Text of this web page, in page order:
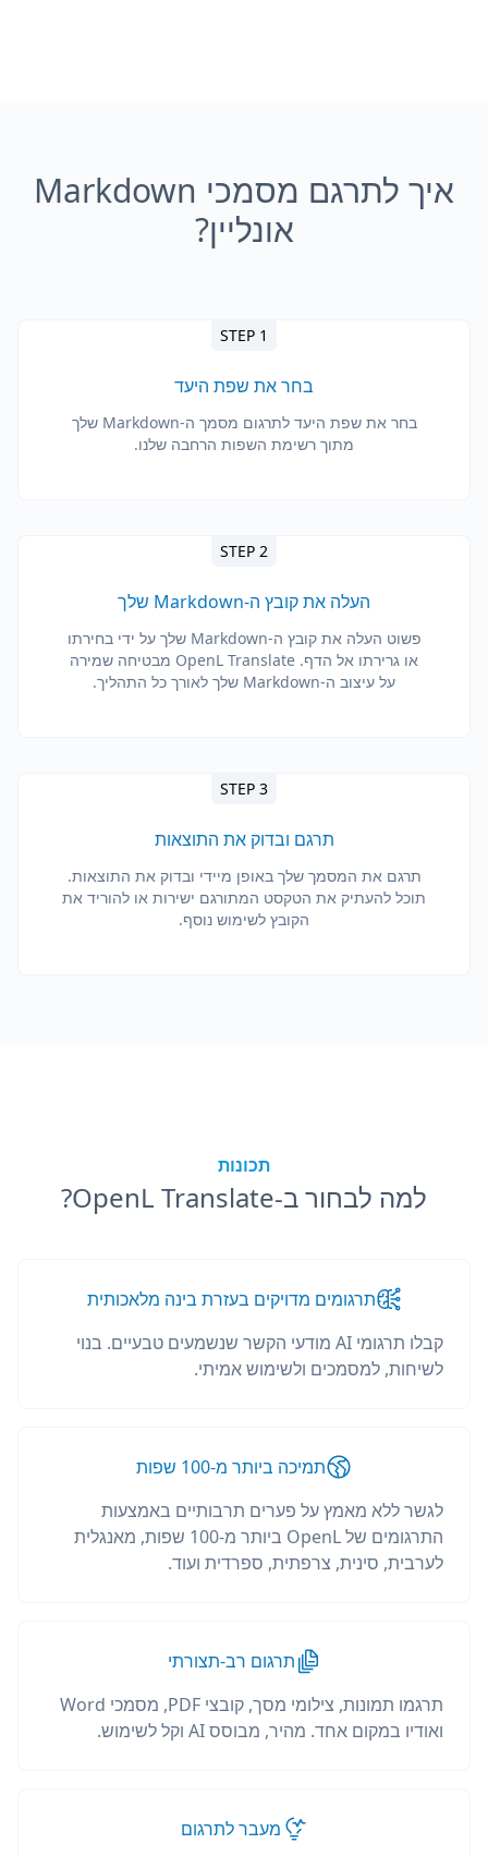
איך לתרגם מסמכי Markdown
אונליין?
STEP 1
בחר את שפת היעד
בחר את שפת היעד לתרגום מסמך ה-Markdown שלך
מתוך רשימת השפות הרחבה שלנו.
STEP 2
העלה את קובץ ה-Markdown שלך
פשוט העלה את קובץ ה-Markdown שלך על ידי בחירתו
או גרירתו אל הדף. OpenL Translate מבטיחה שמירה
על עיצוב ה-Markdown שלך לאורך כל התהליך.
STEP 3
תרגם ובדוק את התוצאות
תרגם את המסמך שלך באופן מיידי ובדוק את התוצאות.
תוכל להעתיק את הטקסט המתורגם ישירות או להוריד את
הקובץ לשימוש נוסף.
תכונות
למה לבחור ב-OpenL Translate?
תרגומים מדויקים בעזרת בינה מלאכותית
קבלו תרגומי AI מודעי הקשר שנשמעים טבעיים. בנוי
לשיחות, למסמכים ולשימוש אמיתי.
תמיכה ביותר מ-100 שפות
לגשר ללא מאמץ על פערים תרבותיים באמצעות
התרגומים של OpenL ביותר מ-100 שפות, מאנגלית
לערבית, סינית, צרפתית, ספרדית ועוד.
תרגום רב-תצורתי
תרגמו תמונות, צילומי מסך, קובצי PDF, מסמכי Word
ואודיו במקום אחד. מהיר, מבוסס AI וקל לשימוש.
מעבר לתרגום